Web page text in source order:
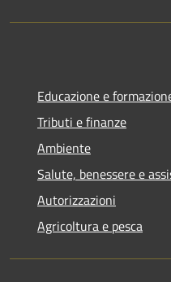
Educazione e
Tributi e finanze
Ambiente
Salute, benessere e
Autorizzazioni
Agricoltura e pesca